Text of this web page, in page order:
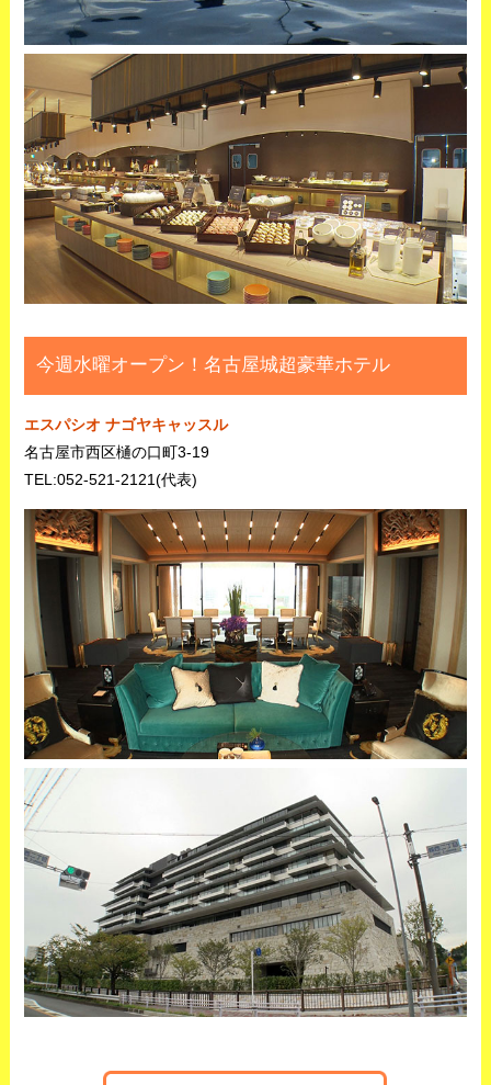
今週水曜オープン！名古屋城超豪華ホテル
エスパシオ ナゴヤキャッスル
名古屋市西区樋の口町3-19
TEL:052-521-2121(代表)